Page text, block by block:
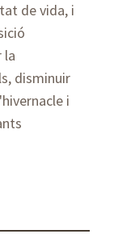
de vida, i
la
disminuir
i